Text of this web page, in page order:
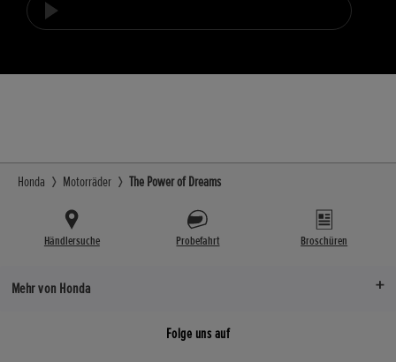
Honda Motorräder The Power of Dreams
Händlersuche Probefahrt Broschüren
Mehr von Honda
Folge uns auf